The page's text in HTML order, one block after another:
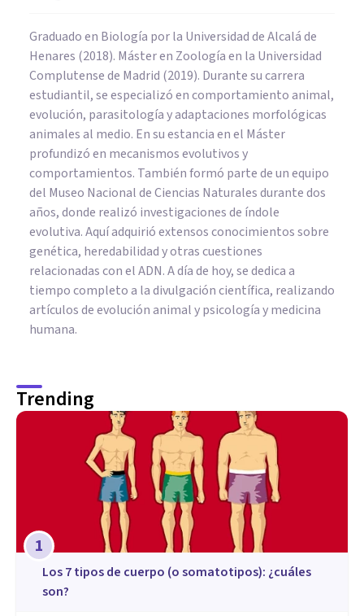
Graduado en Biología por la Universidad de Alcalá de
Henares (2018). Máster en Zoología en la Universidad
Complutense de Madrid (2019). Durante su carrera
estudiantil, se especializó en comportamiento animal,
evolución, parasitología y adaptaciones morfológicas
animales al medio. En su estancia en el Máster
profundizó en mecanismos evolutivos y
comportamientos. También formó parte de un equipo
del Museo Nacional de Ciencias Naturales durante dos
años, donde realizó investigaciones de índole
evolutiva. Aquí adquirió extensos conocimientos sobre
genética, heredabilidad y otras cuestiones
relacionadas con el ADN. A día de hoy, se dedica a
tiempo completo a la divulgación científica, realizando
artículos de evolución animal y psicología y medicina
humana.
Trending
1
​Los 7 tipos de cuerpo (o somatotipos): ¿cuáles
son?